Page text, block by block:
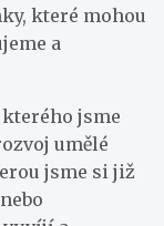
které mohou
a
jsme
umělé
jsme si již